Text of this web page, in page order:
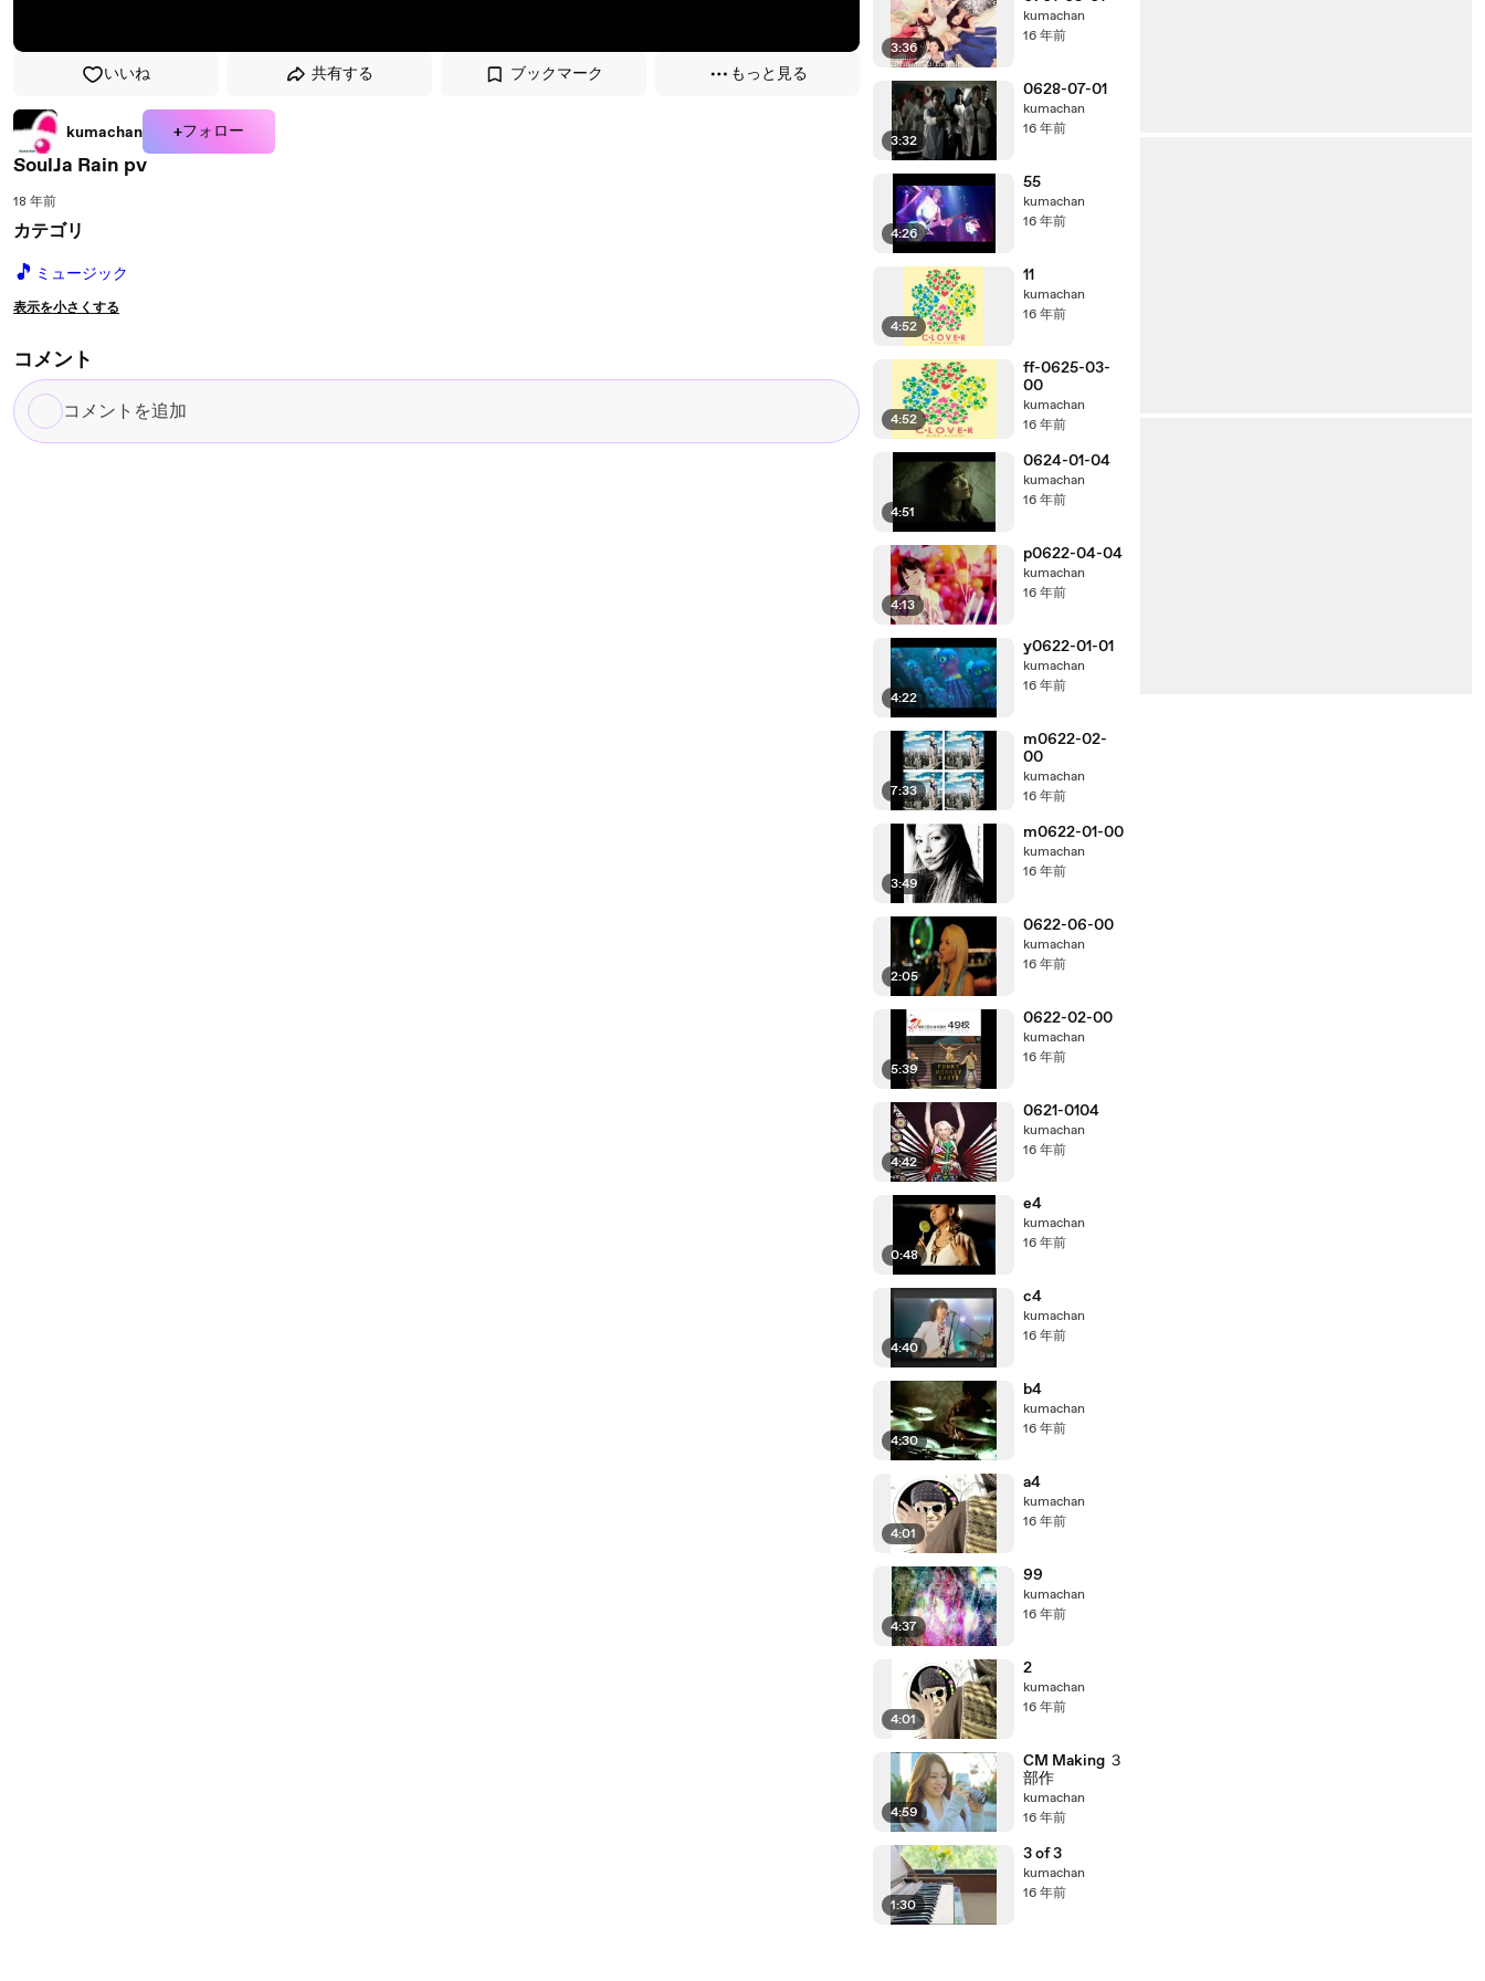
いいね 共有する ブックマーク もっと見る
kumachan +フォロー
SoulJa Rain pv
18 年前
カテゴリ
🎵 ミュージック
表示を小さくする
コメント
コ
メ
3:36
kumachan
16 年前
3:32
0628-07-01
kumachan
16 年前
4:26
55
kumachan
16 年前
4:52
11
kumachan
16 年前
4:52
ff-0625-03-
00
kumachan
16 年前
4:51
0624-01-04
kumachan
16 年前
4:13
p0622-04-04
kumachan
16 年前
4:22
y0622-01-01
kumachan
16 年前
7:33
m0622-02-
00
kumachan
16 年前
3:49
m0622-01-00
kumachan
16 年前
2:05
0622-06-00
kumachan
16 年前
5:39
0622-02-00
kumachan
16 年前
4:42
0621-0104
kumachan
16 年前
0:48
e4
kumachan
16 年前
4:40
c4
kumachan
16 年前
4:30
b4
kumachan
16 年前
4:01
a4
kumachan
16 年前
4:37
99
kumachan
16 年前
4:01
2
kumachan
16 年前
4:59
CM Making ３
部作
kumachan
16 年前
1:30
3 of 3
kumachan
16 年前